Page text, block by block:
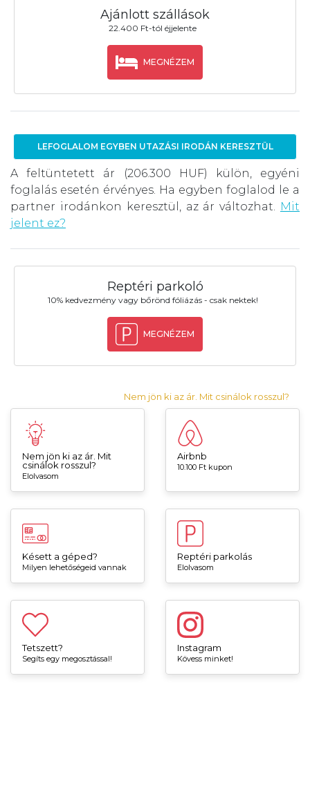
Ajánlott szállások
22.400 Ft-tól éjjelente
MEGNÉZEM
LEFOGLALOM EGYBEN UTAZÁSI IRODÁN KERESZTÜL
A feltüntetett ár (206.300 HUF) külön, egyéni
foglalás esetén érvényes. Ha egyben foglalod le a
partner irodánkon keresztül, az ár változhat. Mit
jelent ez?
Reptéri parkoló
10% kedvezmény vagy bőrönd fóliázás - csak nektek!
MEGNÉZEM
Nem jön ki az ár. Mit csinálok rosszul?
Nem jön ki az ár. Mit
csinálok rosszul?
Elolvasom
Airbnb
10.100 Ft kupon
Késett a géped?
Milyen lehetőségeid vannak
Reptéri parkolás
Elolvasom
Tetszett?
Segíts egy megosztással!
Instagram
Kövess minket!